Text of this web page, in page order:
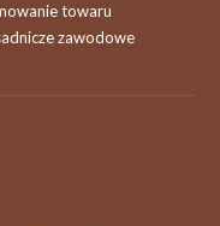
towaru
zawodowe